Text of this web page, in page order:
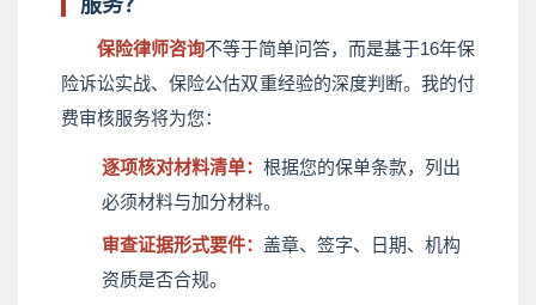
保险律师咨询不等于简单问答，而是基于16年保
险诉讼实战、保险公估双重经验的深度判断。我的付
费审核服务将为您：
逐项核对材料清单： 根据您的保单条款，列出
必须材料与加分材料。
审查证据形式要件： 盖章、签字、日期、机构
资质是否合规。